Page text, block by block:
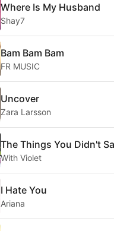
Where Is My Husband
Shay7
Bam Bam Bam
FR MUSIC
Uncover
Zara Larsson
The Things You Didn't
With Violet
I Hate You
Ariana